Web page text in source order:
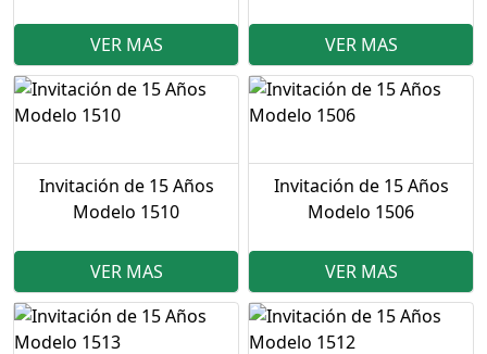
VER MAS VER MAS
Invitación de 15 Años
Modelo 1510
VER MAS
Invitación de 15 Años
Modelo 1506
VER MAS